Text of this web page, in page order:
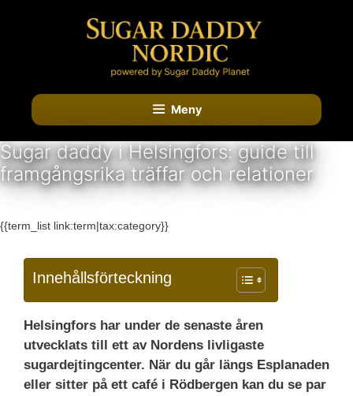
Meny
Sugar daddy i Helsingfors: guide till
framgångsrika träffar och relationer
{{term_list link:term|tax:category}}
Innehållsförteckning
Helsingfors har under de senaste åren
utvecklats till ett av Nordens livligaste
sugardejtingcenter. När du går längs Esplanaden
eller sitter på ett café i Rödbergen kan du se par